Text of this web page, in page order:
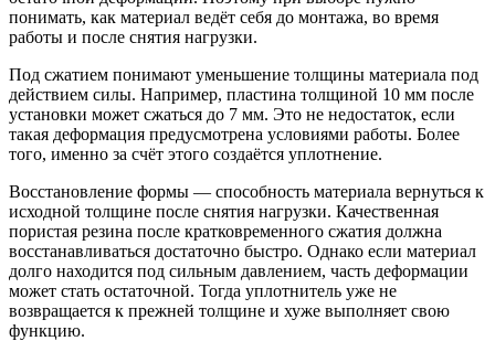
понимать, как материал ведёт себя до монтажа, во время
работы и после снятия нагрузки.
Под сжатием понимают уменьшение толщины материала под
действием силы. Например, пластина толщиной 10 мм после
установки может сжаться до 7 мм. Это не недостаток, если
такая деформация предусмотрена условиями работы. Более
того, именно за счёт этого создаётся уплотнение.
Восстановление формы — способность материала вернуться к
исходной толщине после снятия нагрузки. Качественная
пористая резина после кратковременного сжатия должна
восстанавливаться достаточно быстро. Однако если материал
долго находится под сильным давлением, часть деформации
может стать остаточной. Тогда уплотнитель уже не
возвращается к прежней толщине и хуже выполняет свою
функцию.